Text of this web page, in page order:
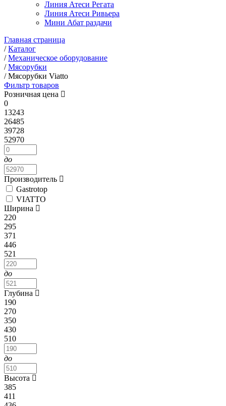
Линия Атеси Регата
Линия Атеси Ривьера
Мини Абат раздачи
Главная страница
/Каталог
/Механическое оборудование
/Мясорубки
/Мясорубки Viatto
Фильтр товаров
Розничная цена
0
13243
26485
39728
52970
до
Производитель
Gastrotop
VIATTO
Ширина
220
295
371
446
521
до
Глубина
190
270
350
430
510
до
Высота
385
411